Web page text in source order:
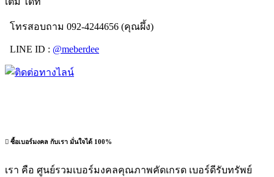
โทรสอบถาม 092-4244656 (คุณผึ้ง)
LINE ID : @meberdee
ซื้อเบอร์มงคล กับเรา มั่นใจได้ 100%
เรา คือ ศูนย์รวมเบอร์มงคลคุณภาพคัดเกรด เบอร์ดีรับทรัพย์